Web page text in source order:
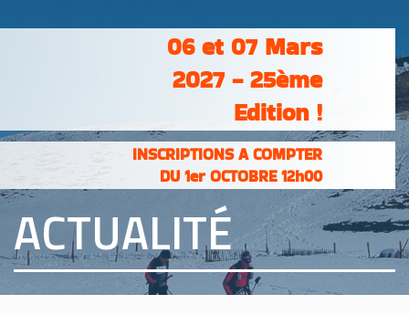
06 et 07 Mars
2027 - 25ème
Edition !
INSCRIPTIONS A COMPTER
DU 1er OCTOBRE 12h00
ACTUALITÉ